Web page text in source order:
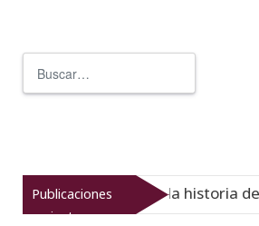
Publicaciones
recientes
Virreinato muestra la historia